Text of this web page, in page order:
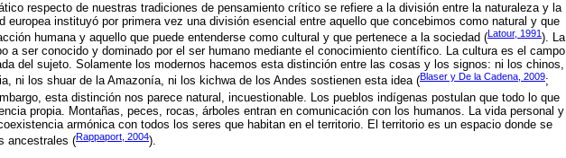
respecto de nuestras tradiciones de pensamiento crítico se refiere a la división entre la naturaleza y la
europea instituyó por primera vez una división esencial entre aquello que concebimos como natural y que
humana y aquello que puede entenderse como cultural y que pertenece a la sociedad (Latour, 1991). La
a ser conocido y dominado por el ser humano mediante el conocimiento científico. La cultura es el campo
del sujeto. Solamente los modernos hacemos esta distinción entre las cosas y los signos: ni los chinos,
ni los shuar de la Amazonía, ni los kichwa de los Andes sostienen esta idea (Blaser y De la Cadena, 2009;
esta distinción nos parece natural, incuestionable. Los pueblos indígenas postulan que todo lo que
propia. Montañas, peces, rocas, árboles entran en comunicación con los humanos. La vida personal y
armónica con todos los seres que habitan en el territorio. El territorio es un espacio donde se
ancestrales (Rappaport, 2004).